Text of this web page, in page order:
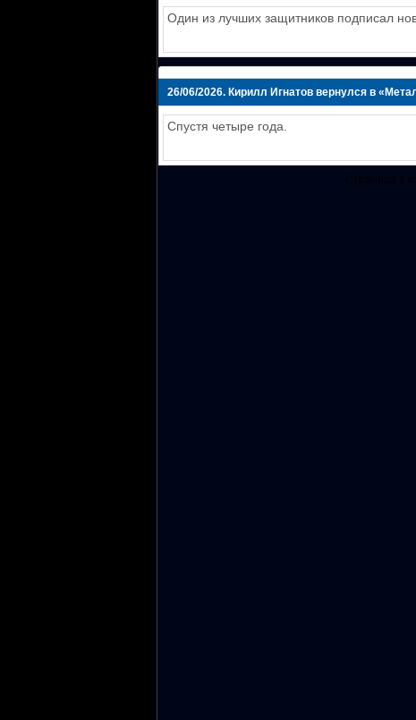
Один из лучших защитников подписал
26/06/2026. Кирилл Игнатов вернулся в
Спустя четыре года.